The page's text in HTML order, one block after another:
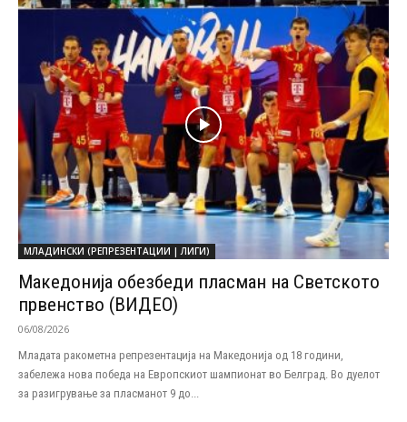
МЛАДИНСКИ (РЕПРЕЗЕНТАЦИИ | ЛИГИ)
Македонија обезбеди пласман на Светското
првенство (ВИДЕО)
06/08/2026
Младата ракометна репрезентација на Македонија од 18 години,
забележа нова победа на Европскиот шампионат во Белград. Во дуелот
за разигрување за пласманот 9 до...